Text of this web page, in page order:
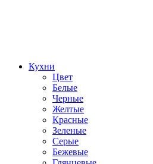
Кухни
Цвет
Белые
Черные
Желтые
Красные
Зеленые
Серые
Бежевые